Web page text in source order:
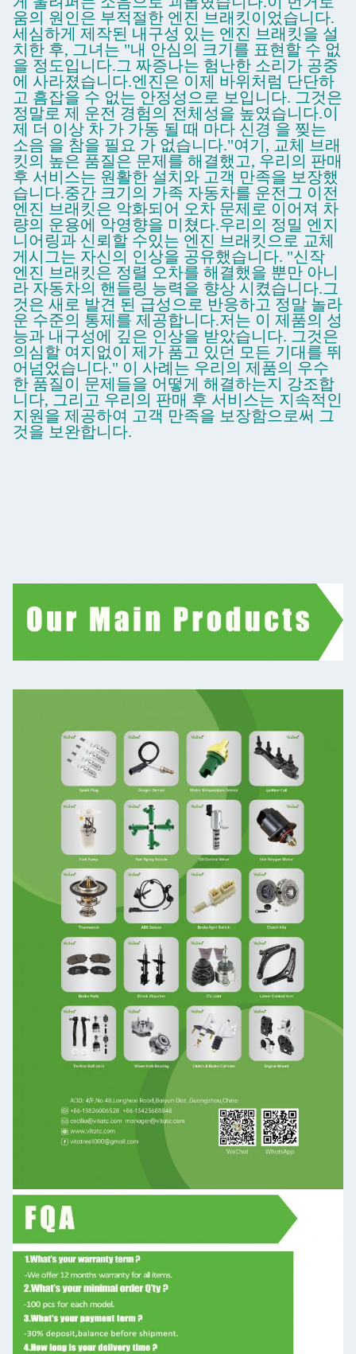
움의 원인은 부적절한 엔진 브래킷이었습니다.
세심하게 제작된 내구성 있는 엔진 브래킷을 설
치한 후, 그녀는 "내 안심의 크기를 표현할 수 없
을 정도입니다.그 짜증나는 험난한 소리가 공중
에 사라졌습니다.엔진은 이제 바위처럼 단단하
고 흠잡을 수 없는 안정성으로 보입니다. 그것은
정말로 제 운전 경험의 전체성을 높였습니다.이
제 더 이상 차 가 가동 될 때 마다 신경 을 찢는
소음 을 참을 필요 가 없습니다."여기, 교체 브래
킷의 높은 품질은 문제를 해결했고, 우리의 판매
후 서비스는 원활한 설치와 고객 만족을 보장했
습니다.중간 크기의 가족 자동차를 운전그 이전
엔진 브래킷은 악화되어 오차 문제로 이어져 차
량의 운용에 악영향을 미쳤다.우리의 정밀 엔지
니어링과 신뢰할 수있는 엔진 브래킷으로 교체
게시그는 자신의 인상을 공유했습니다. "신작
엔진 브래킷은 정렬 오차를 해결했을 뿐만 아니
라 자동차의 핸들링 능력을 향상 시켰습니다.그
것은 새로 발견 된 급성으로 반응하고 정말 놀라
운 수준의 통제를 제공합니다.저는 이 제품의 성
능과 내구성에 깊은 인상을 받았습니다. 그것은
의심할 여지없이 제가 품고 있던 모든 기대를 뛰
어넘었습니다." 이 사례는 우리의 제품의 우수
한 품질이 문제들을 어떻게 해결하는지 강조합
니다, 그리고 우리의 판매 후 서비스는 지속적인
지원을 제공하여 고객 만족을 보장함으로써 그
것을 보완합니다.